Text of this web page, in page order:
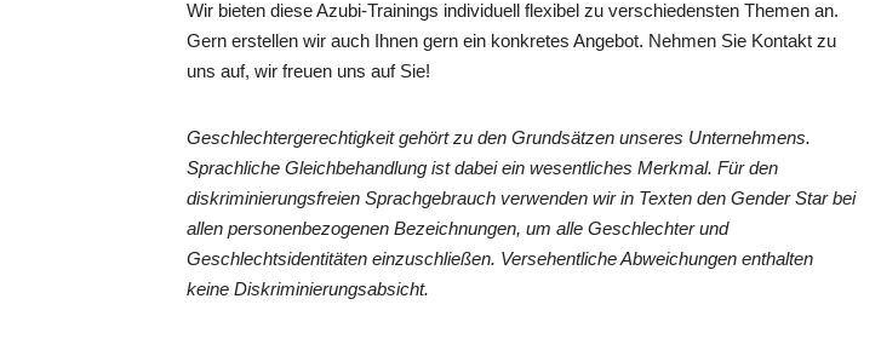
Wir bieten diese Azubi-Trainings individuell flexibel zu verschiedensten Themen an.
Gern erstellen wir auch Ihnen gern ein konkretes Angebot. Nehmen Sie Kontakt zu
uns auf, wir freuen uns auf Sie!
Geschlechtergerechtigkeit gehört zu den Grundsätzen unseres Unternehmens.
Sprachliche Gleichbehandlung ist dabei ein wesentliches Merkmal. Für den
diskriminierungsfreien Sprachgebrauch verwenden wir in Texten den Gender Star bei
allen personenbezogenen Bezeichnungen, um alle Geschlechter und
Geschlechtsidentitäten einzuschließen. Versehentliche Abweichungen enthalten
keine Diskriminierungsabsicht.